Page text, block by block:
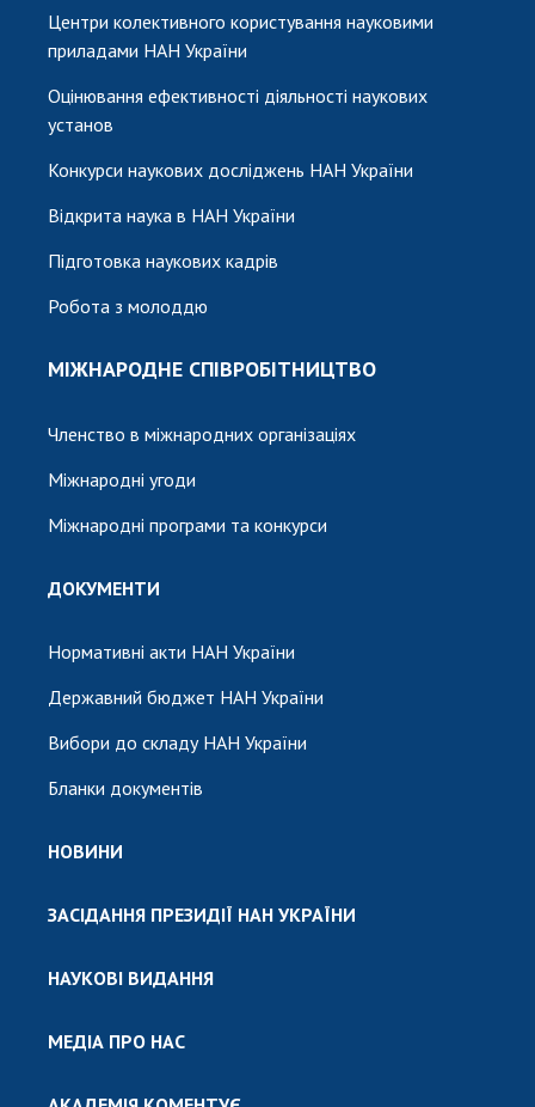
Центри колективного користування науковими
приладами НАН України
Оцінювання ефективності діяльності наукових
установ
Конкурси наукових досліджень НАН України
Відкрита наука в НАН України
Підготовка наукових кадрів
Робота з молоддю
МІЖНАРОДНЕ СПІВРОБІТНИЦТВО
Членство в міжнародних організаціях
Міжнародні угоди
Міжнародні програми та конкурси
ДОКУМЕНТИ
Нормативні акти НАН України
Державний бюджет НАН України
Вибори до складу НАН України
Бланки документів
НОВИНИ
ЗАСІДАННЯ ПРЕЗИДІЇ НАН УКРАЇНИ
НАУКОВІ ВИДАННЯ
МЕДІА ПРО НАС